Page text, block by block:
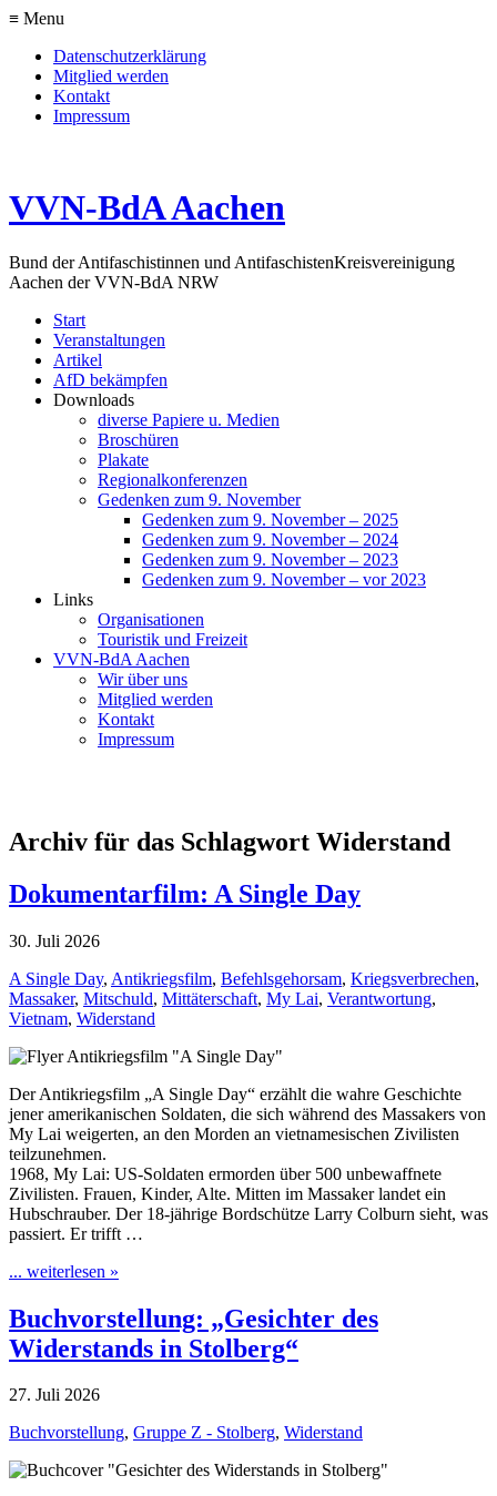
≡ Menu
Datenschutzerklärung
Mitglied werden
Kontakt
Impressum
VVN-BdA Aachen
Bund der Antifaschistinnen und AntifaschistenKreisvereinigung
Aachen der VVN-BdA NRW
Start
Veranstaltungen
Artikel
AfD bekämpfen
Downloads
diverse Papiere u. Medien
Broschüren
Plakate
Regionalkonferenzen
Gedenken zum 9. November
Gedenken zum 9. November – 2025
Gedenken zum 9. November – 2024
Gedenken zum 9. November – 2023
Gedenken zum 9. November – vor 2023
Links
Organisationen
Touristik und Freizeit
VVN-BdA Aachen
Wir über uns
Mitglied werden
Kontakt
Impressum
Archiv für das Schlagwort Widerstand
Dokumentarfilm: A Single Day
30. Juli 2026
A Single Day, Antikriegsfilm, Befehlsgehorsam, Kriegsverbrechen,
Massaker, Mitschuld, Mittäterschaft, My Lai, Verantwortung,
Vietnam, Widerstand
Der Antikriegsfilm „A Single Day“ erzählt die wahre Geschichte
jener amerikanischen Soldaten, die sich während des Massakers von
My Lai weigerten, an den Morden an vietnamesischen Zivilisten
teilzunehmen.
1968, My Lai: US-Soldaten ermorden über 500 unbewaffnete
Zivilisten. Frauen, Kinder, Alte. Mitten im Massaker landet ein
Hubschrauber. Der 18-jährige Bordschütze Larry Colburn sieht, was
passiert. Er trifft …
... weiterlesen »
Buchvorstellung: „Gesichter des
Widerstands in Stolberg“
27. Juli 2026
Buchvorstellung, Gruppe Z - Stolberg, Widerstand